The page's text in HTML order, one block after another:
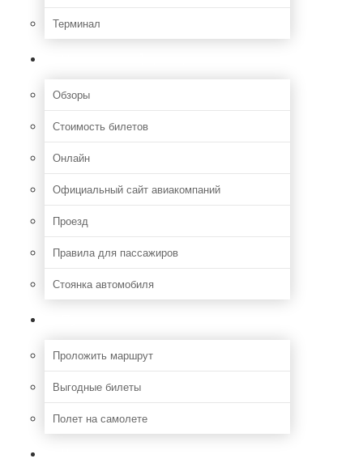
Терминал
Обзоры
Стоимость билетов
Онлайн
Официальный сайт авиакомпаний
Проезд
Правила для пассажиров
Стоянка автомобиля
Проложить маршрут
Выгодные билеты
Полет на самолете